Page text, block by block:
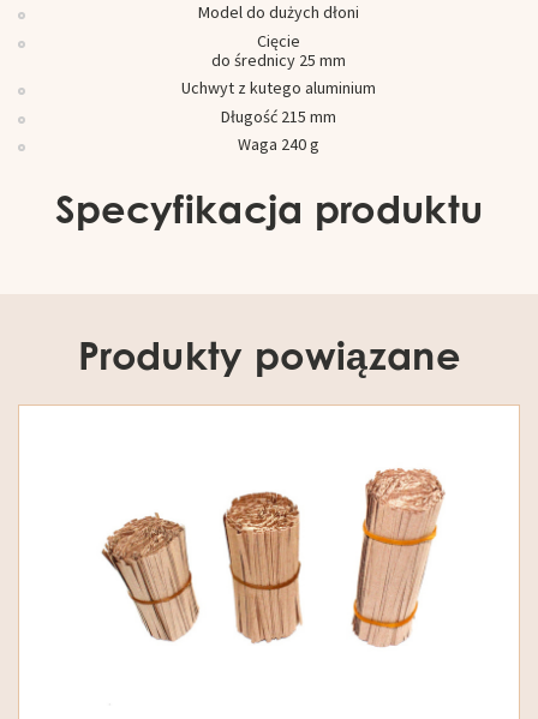
Model do dużych dłoni
Cięcie
do średnicy 25 mm
Uchwyt z kutego aluminium
Długość 215 mm
Waga 240 g
Specyfikacja produktu
Produkty powiązane